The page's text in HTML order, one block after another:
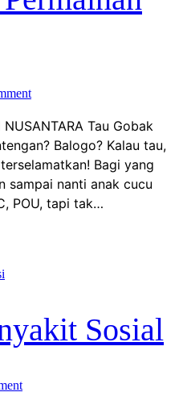
Tau Gobak
Balogo? Kalau tau,
Bagi yang
sampai nanti anak cucu
POU, tapi tak…
Sosial